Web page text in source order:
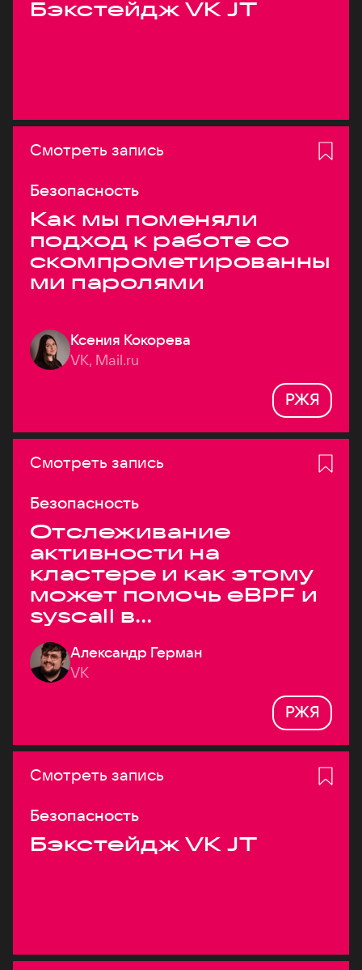
Бэкстейдж VK JT
Смотреть запись
Безопасность
Как мы поменяли
подход к работе со
скомпрометированны
ми паролями
Ксения Кокорева
VK, Mail.ru
РЖЯ
Смотреть запись
Безопасность
Отслеживание
активности на
кластере и как этому
может помочь eBPF и
syscall в
высоконагруженных
системах
Александр Герман
VK
РЖЯ
Смотреть запись
Безопасность
Бэкстейдж VK JT